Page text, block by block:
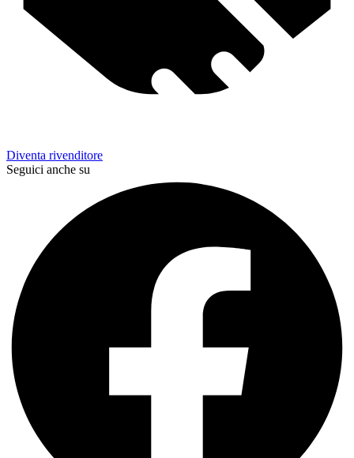
Diventa rivenditore
Seguici anche su